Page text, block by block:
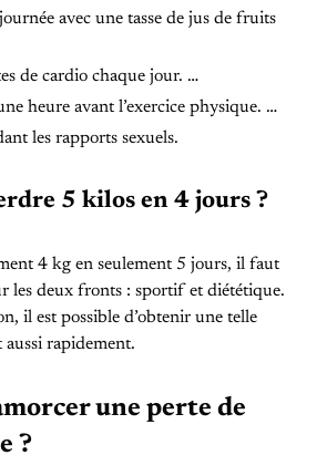
avec une tasse de jus de fruits
de cardio chaque jour. …
heure avant l’exercice physique. …
les rapports sexuels.
5 kilos en 4 jours ?
4 kg en seulement 5 jours, il faut
les deux fronts : sportif et diététique.
il est possible d’obtenir une telle
rapidement.
une perte de
?